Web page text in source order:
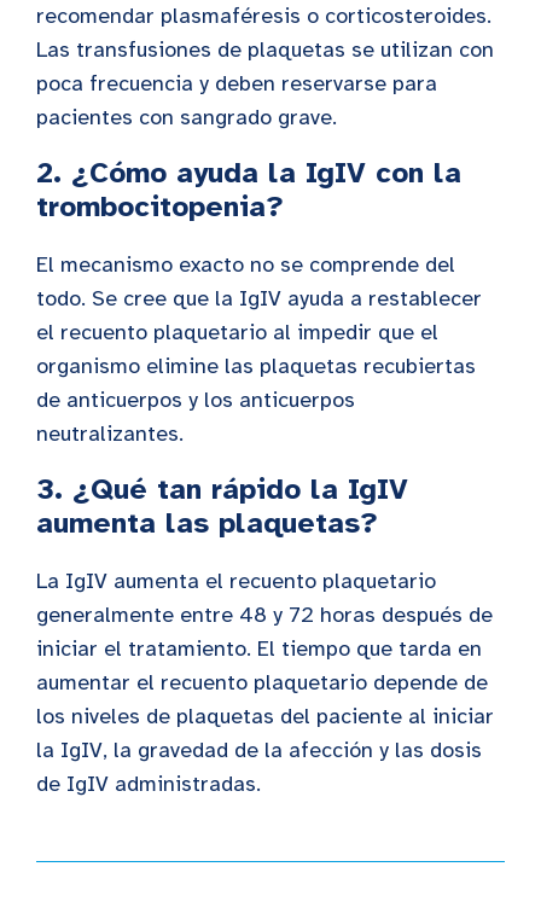
recomendar plasmaféresis o corticosteroides.
Las transfusiones de plaquetas se utilizan con
poca frecuencia y deben reservarse para
pacientes con sangrado grave.
2. ¿Cómo ayuda la IgIV con la
trombocitopenia?
El mecanismo exacto no se comprende del
todo. Se cree que la IgIV ayuda a restablecer
el recuento plaquetario al impedir que el
organismo elimine las plaquetas recubiertas
de anticuerpos y los anticuerpos
neutralizantes.
3. ¿Qué tan rápido la IgIV
aumenta las plaquetas?
La IgIV aumenta el recuento plaquetario
generalmente entre 48 y 72 horas después de
iniciar el tratamiento. El tiempo que tarda en
aumentar el recuento plaquetario depende de
los niveles de plaquetas del paciente al iniciar
la IgIV, la gravedad de la afección y las dosis
de IgIV administradas.